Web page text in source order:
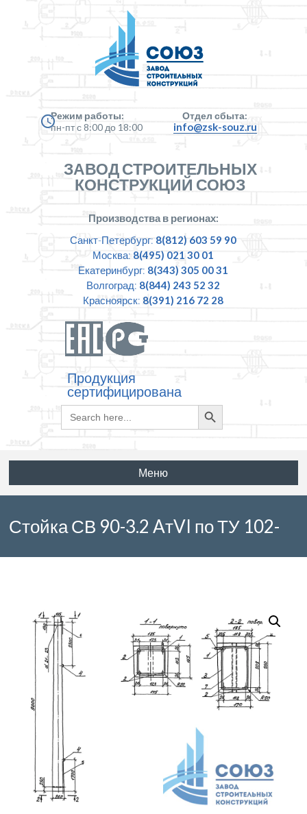
Режим работы:
пн-пт с 8:00 до 18:00
Отдел сбыта:
info@zsk-souz.ru
ЗАВОД СТРОИТЕЛЬНЫХ
КОНСТРУКЦИЙ СОЮЗ
Производства в регионах:
Санкт-Петербург: 8(812) 603 59 90
Москва: 8(495) 021 30 01
Екатеринбург: 8(343) 305 00 31
Волгоград: 8(844) 243 52 32
Красноярск: 8(391) 216 72 28
Продукция
сертифицирована
Search
for:
Search
Button
Меню
Стойка СВ 90-3.2 AтVI по ТУ 102-